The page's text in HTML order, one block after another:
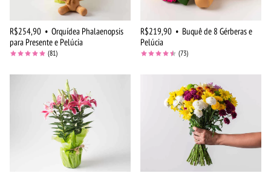
R$254,90 • Orquídea Phalaenopsis
para Presente e Pelúcia
(81)
R$219,90 • Buquê de 8 Gérberas e
Pelúcia
(73)